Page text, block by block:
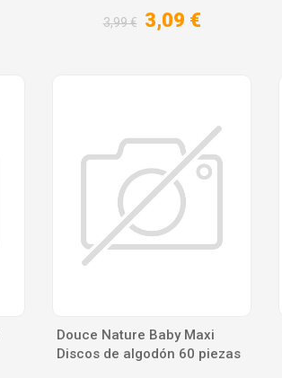
3,99 € 3,09 €
Douce Nature Baby Maxi
Discos de algodón 60 piezas